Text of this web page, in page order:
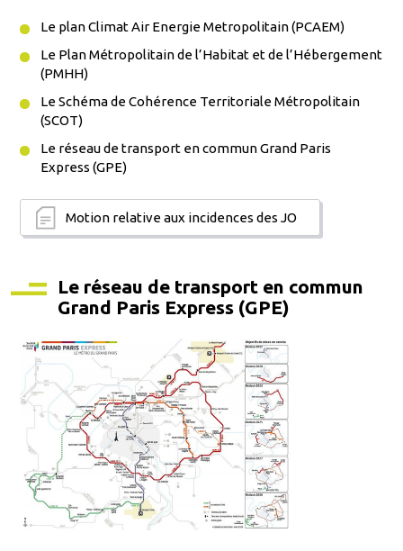
Le plan Climat Air Energie Metropolitain (PCAEM)
Le Plan Métropolitain de l’Habitat et de l’Hébergement
(PMHH)
Le Schéma de Cohérence Territoriale Métropolitain
(SCOT)
Le réseau de transport en commun Grand Paris
Express (GPE)
Motion relative aux incidences des JO
Le réseau de transport en commun
Grand Paris Express (GPE)